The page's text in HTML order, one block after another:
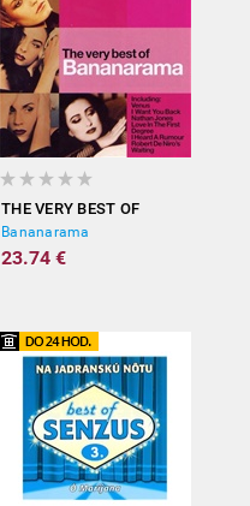
THE VERY BEST OF
Bananarama
23.74 €